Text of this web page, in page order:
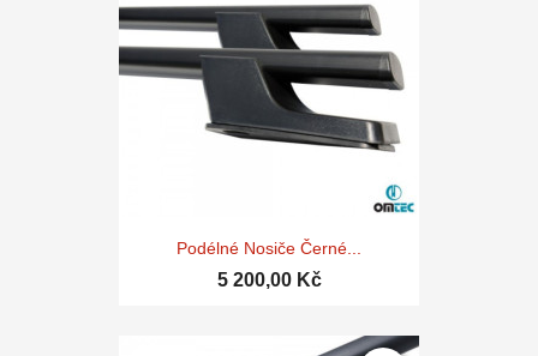
Podélné Nosiče Černé...
5 200,00 Kč